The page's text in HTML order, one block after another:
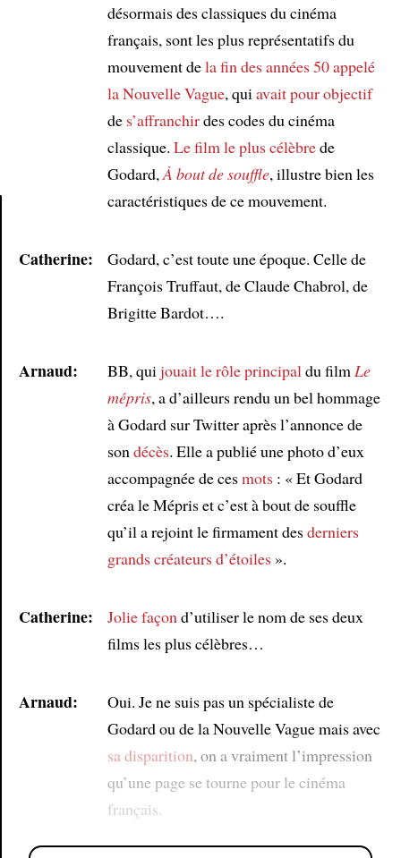
désormais des classiques du cinéma
français, sont les plus représentatifs du
mouvement dela fin des années 50appelé
la Nouvelle Vague, qui avait pour objectif
de s’affranchirdes codes du cinéma
classique. Le film le plus célèbrede
Godard, À bout de souffle, illustre bien les
caractéristiques de ce mouvement.
Catherine:
Godard, c’est toute une époque. Celle de
François Truffaut, de Claude Chabrol, de
Brigitte Bardot….
Arnaud: BB, qui jouaitle rôle principal du film Le
mépris, a d’ailleurs rendu un bel hommage
à Godard sur Twitter après l’annonce de
son décès. Elle a publié une photo d’eux
accompagnée de cesmots: « Et Godard
créa le Mépris et c’est à bout de souffle
qu’il a rejoint le firmament desderniers
grands créateurs d’étoiles».
Catherine: Jolie façon d’utiliser le nom de ses deux
films les plus célèbres…
Arnaud:
Oui. Je ne suis pas un spécialiste de
Godard ou de la Nouvelle Vague mais avec
sa disparition, on a vraiment l’impression
qu’une page se tourne pour le cinéma
français.